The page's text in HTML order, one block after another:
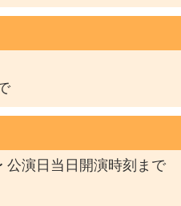
公演日当日開演時刻まで